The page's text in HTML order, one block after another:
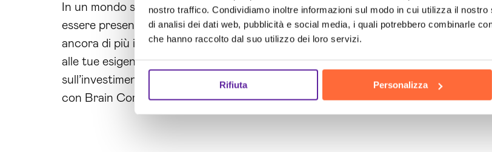
nostro traffico. Condividiamo inoltre informazioni sul modo in cui utilizza il
di analisi dei dati web, pubblicità e social media, i quali potrebbero combinarle
che hanno raccolto dal suo utilizzo dei loro servizi.
Rifiuta Personalizza
In un mondo sempre più digitale, ilsocial media advertisingè diventato un
essere presente e riconoscibile online. Non sottovalutare l’importanza di avere
ancora di più il tuo successo. Contattaci ora e affidati alla nostra esperienza per
alle tue esigenze. Non lasciare nulla al caso e scegli una soluzione
sull’investimento. Non aspettare oltre, contattaci adesso e inizia a promuovere la
con Brain Computing!